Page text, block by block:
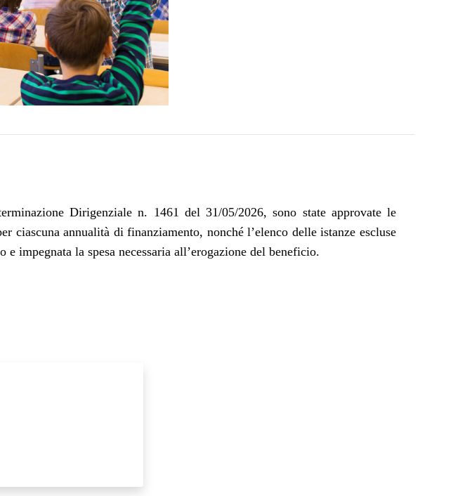
Dirigenziale n. 1461 del 31/05/2026, sono state approvate le
ciascuna annualità di finanziamento, nonché l’elenco delle istanze escluse
impegnata la spesa necessaria all’erogazione del beneficio.